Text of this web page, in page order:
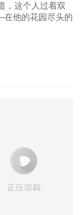
，这个人过着双
他的花园尽头的